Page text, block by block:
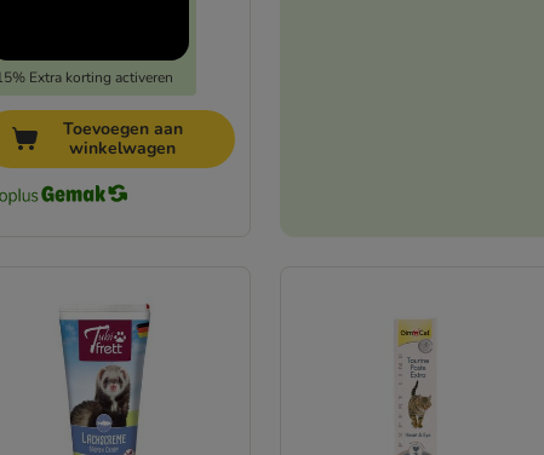
Extra korting activeren
Toevoegen aan
winkelwagen